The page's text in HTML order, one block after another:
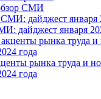
СМИ
дайджест января
рынка труда и
года